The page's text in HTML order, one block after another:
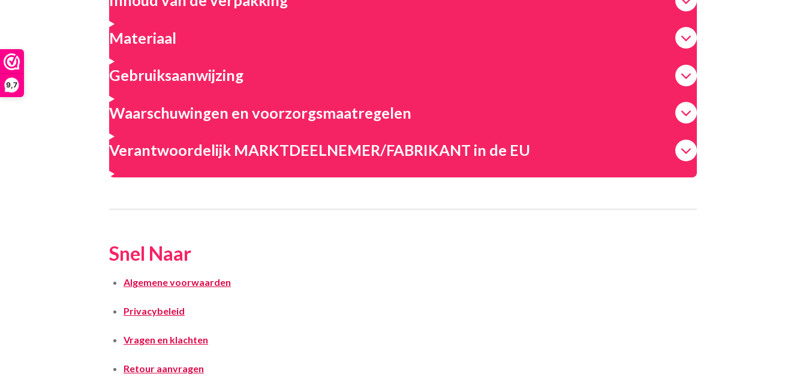
9,7
Materiaal
Gebruiksaanwijzing
Waarschuwingen en voorzorgsmaatregelen
Verantwoordelijk MARKTDEELNEMER/FABRIKANT in de EU
Snel Naar
Algemene voorwaarden
Privacybeleid
Vragen en klachten
Retour aanvragen